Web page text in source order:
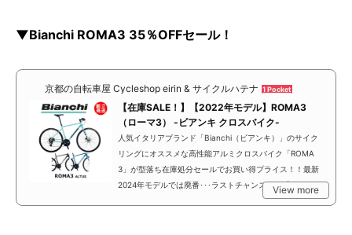
▼Bianchi ROMA3 35％OFFセール！
京都の自転車屋 Cycleshop eirin & サイクルハテナ 1 Pocket
【在庫SALE！】【2022年モデル】ROMA3
（ローマ3） -ビアンキ クロスバイク-
人気イタリアブランド「Bianchi（ビアンキ）」のサイク
リングにオススメな高性能アルミクロスバイク「ROMA
3」が型落ち在庫処分セールでお買い得プライス！！最新
2024年モデルでは廃番･･･ラストチャンス！！【組...
View more